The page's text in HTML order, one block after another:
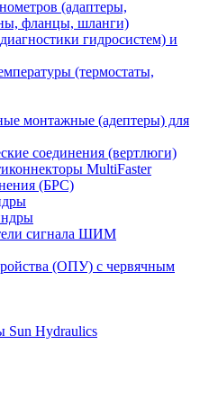
(адаптеры,
фланцы, шланги)
гидросистем) и
(термостаты,
монтажные (адептеры) для
соединения (вертлюги)
MultiFaster
(БРС)
сигнала ШИМ
(ОПУ) с червячным
Sun Hydraulics